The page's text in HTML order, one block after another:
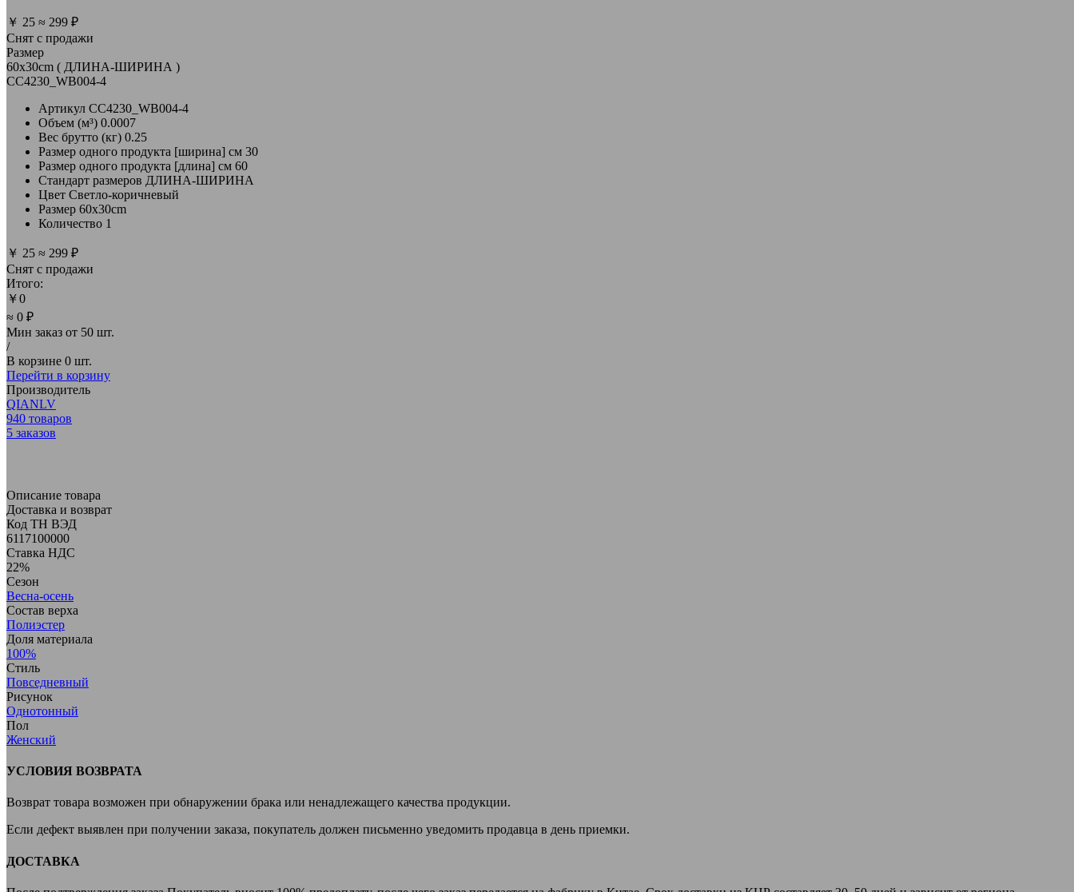
￥ 25 ≈ 299 ₽
Снят с продажи
Размер
60x30cm ( ДЛИНА-ШИРИНА )
CC4230_WB004-4
Артикул CC4230_WB004-4
Объем (м³) 0.0007
Вес брутто (кг) 0.25
Размер одного продукта [ширина] см 30
Размер одного продукта [длина] см 60
Стандарт размеров ДЛИНА-ШИРИНА
Цвет Светло-коричневый
Размер 60x30cm
Количество 1
￥ 25 ≈ 299 ₽
Снят с продажи
Итого:
￥0
≈ 0 ₽
Мин заказ от 50 шт.
/
В корзине 0 шт.
Перейти в корзину
Производитель
QIANLV
940 товаров
5 заказов
Описание товара
Доставка и возврат
Код ТН ВЭД
6117100000
Ставка НДС
22%
Сезон
Весна-осень
Cостав верха
Полиэстер
Доля материала
100%
Стиль
Повседневный
Рисунок
Однотонный
Пол
Женский
УСЛОВИЯ ВОЗВРАТА
Возврат товара возможен при обнаружении брака или ненадлежащего качества продукции.
Если дефект выявлен при получении заказа, покупатель должен письменно уведомить продавца в день приемки.
ДОСТАВКА